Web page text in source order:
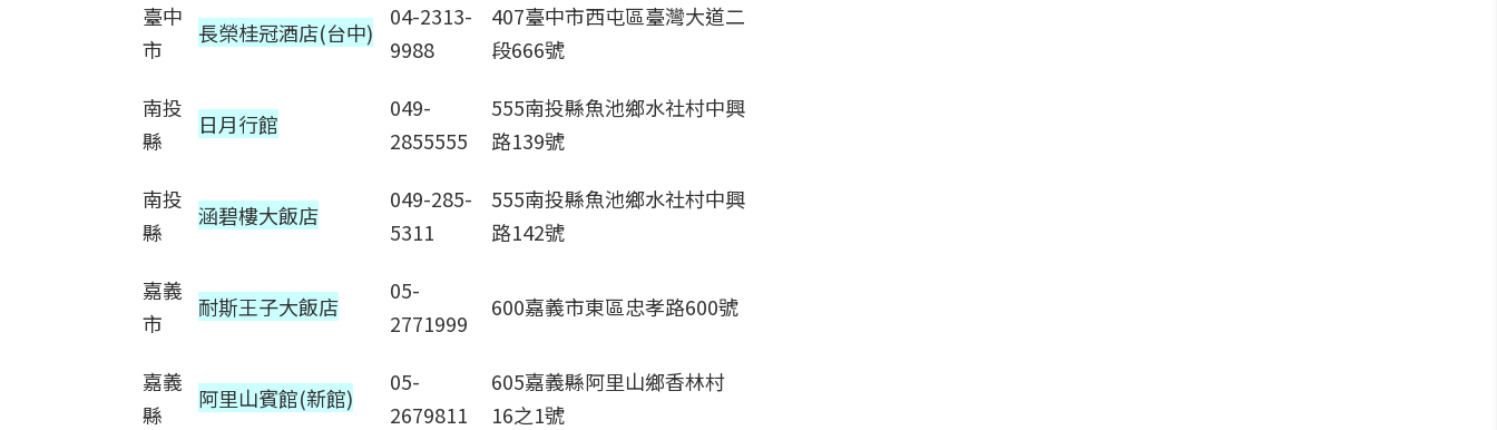
臺中
市
長榮桂冠酒店(台中)
04-2313-
9988
407臺中市西屯區臺灣大道二
段666號
南投
縣
日月行館
049-
2855555
555南投縣魚池鄉水社村中興
路139號
南投
縣
涵碧樓大飯店
049-285-
5311
555南投縣魚池鄉水社村中興
路142號
嘉義
市
耐斯王子大飯店
05-
2771999
600嘉義市東區忠孝路600號
嘉義
縣
阿里山賓館(新館)
05-
2679811
605嘉義縣阿里山鄉香林村
16之1號